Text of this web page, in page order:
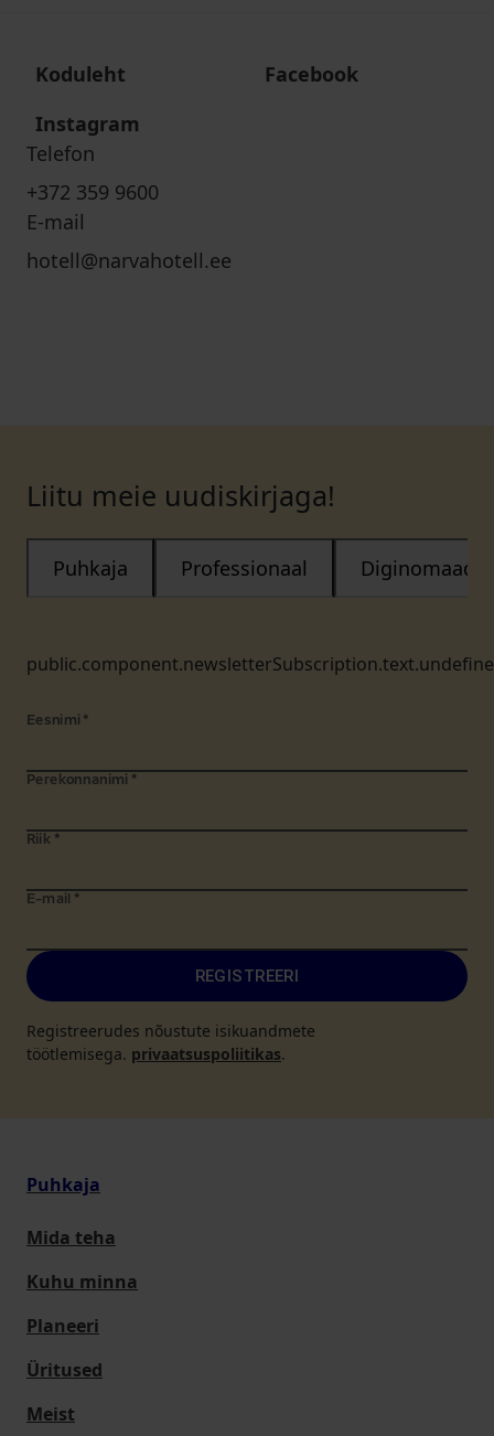
Koduleht
Facebook
Instagram
Telefon
+372 359 9600
E-mail
hotell@narvahotell.ee
Liitu meie uudiskirjaga!
Puhkaja Professionaal Diginomaad
Eesnimi *
Perekonnanimi *
Riik *
E-mail *
REGISTREERI
Registreerudes nõustute isikuandmete
töötlemisega. privaatsuspoliitikas.
Puhkaja
Mida teha
Kuhu minna
Planeeri
Üritused
Meist